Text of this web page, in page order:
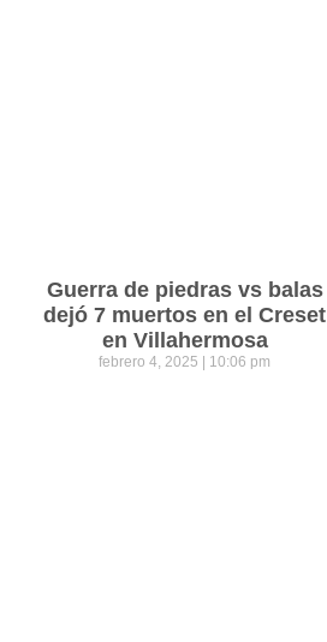
Guerra de piedras vs balas
dejó 7 muertos en el Creset
en Villahermosa
febrero 4, 2025 10:06 pm